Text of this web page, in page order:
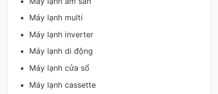
Máy lạnh multi
Máy lạnh inverter
Máy lạnh di động
Máy lạnh cửa sổ
Máy lạnh cassette